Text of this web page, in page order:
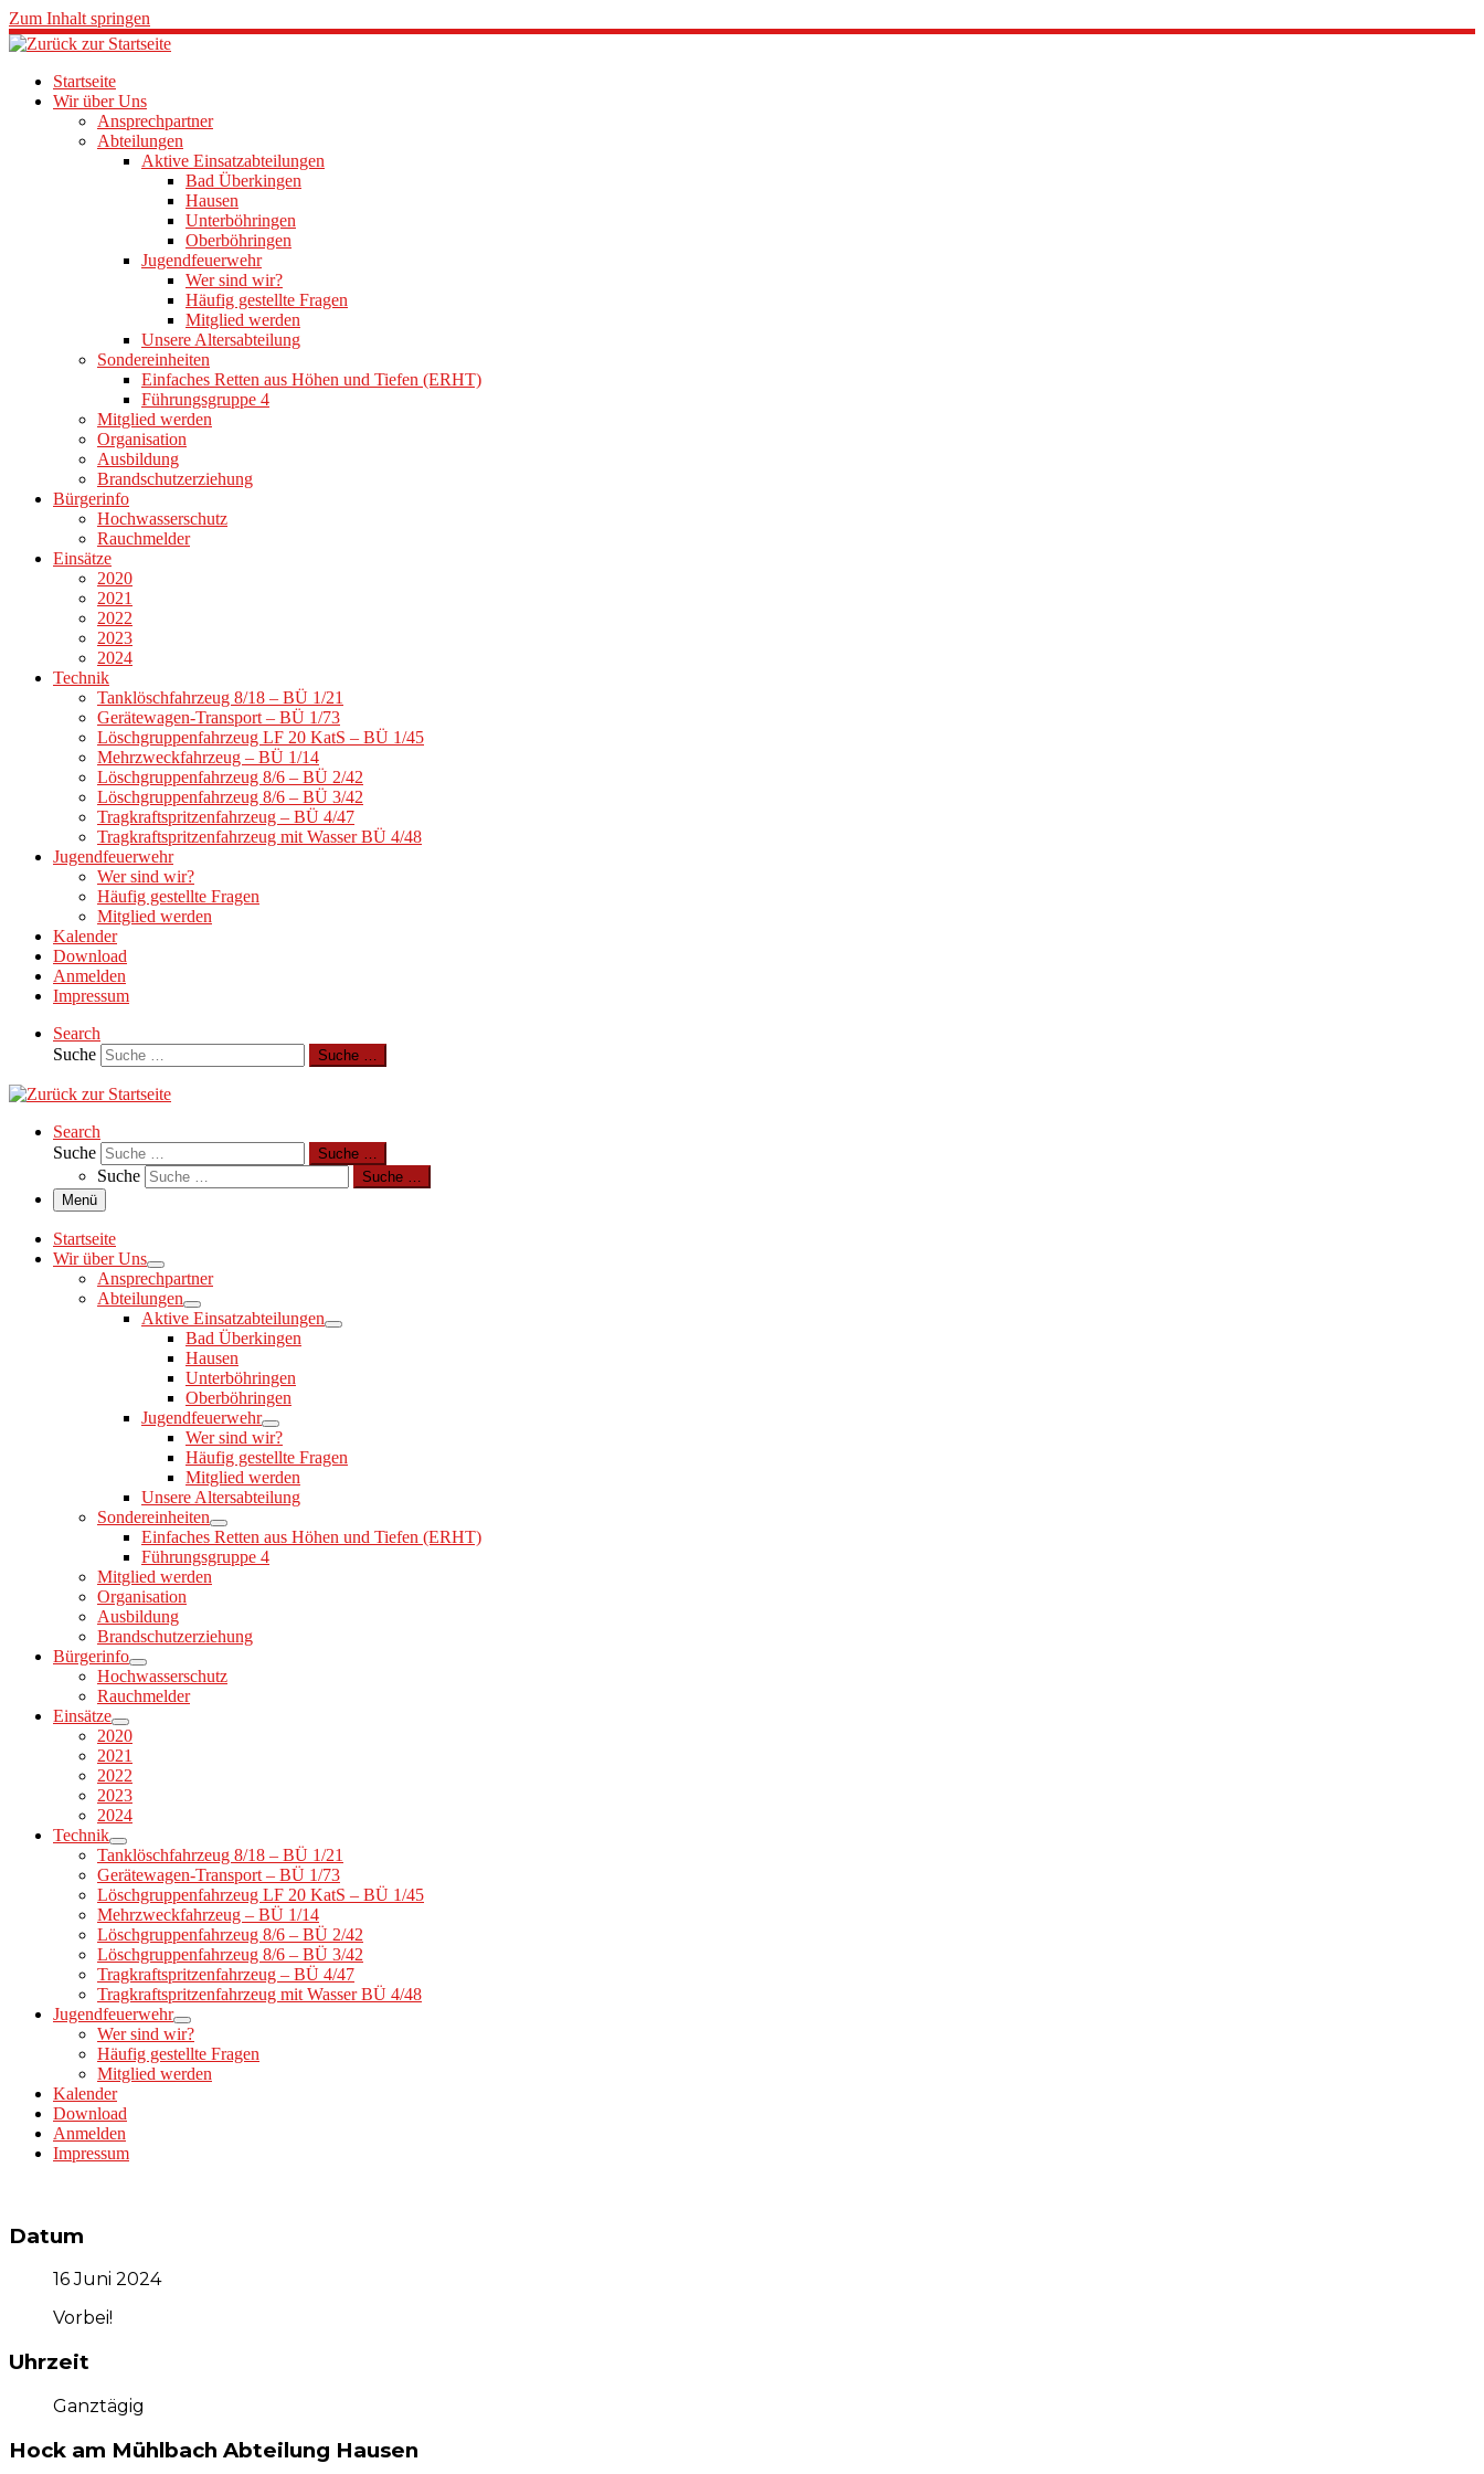
Zum Inhalt springen
Startseite
Wir über Uns
Ansprechpartner
Abteilungen
Aktive Einsatzabteilungen
Bad Überkingen
Hausen
Unterböhringen
Oberböhringen
Jugendfeuerwehr
Wer sind wir?
Häufig gestellte Fragen
Mitglied werden
Unsere Altersabteilung
Sondereinheiten
Einfaches Retten aus Höhen und Tiefen (ERHT)
Führungsgruppe 4
Mitglied werden
Organisation
Ausbildung
Brandschutzerziehung
Bürgerinfo
Hochwasserschutz
Rauchmelder
Einsätze
2020
2021
2022
2023
2024
Technik
Tanklöschfahrzeug 8/18 – BÜ 1/21
Gerätewagen-Transport – BÜ 1/73
Löschgruppenfahrzeug LF 20 KatS – BÜ 1/45
Mehrzweckfahrzeug – BÜ 1/14
Löschgruppenfahrzeug 8/6 – BÜ 2/42
Löschgruppenfahrzeug 8/6 – BÜ 3/42
Tragkraftspritzenfahrzeug – BÜ 4/47
Tragkraftspritzenfahrzeug mit Wasser BÜ 4/48
Jugendfeuerwehr
Wer sind wir?
Häufig gestellte Fragen
Mitglied werden
Kalender
Download
Anmelden
Impressum
Search
Suche
Suche …
Search
Suche
Suche …
Suche
Suche …
Menü
Startseite
Wir über Uns
Ansprechpartner
Abteilungen
Aktive Einsatzabteilungen
Bad Überkingen
Hausen
Unterböhringen
Oberböhringen
Jugendfeuerwehr
Wer sind wir?
Häufig gestellte Fragen
Mitglied werden
Unsere Altersabteilung
Sondereinheiten
Einfaches Retten aus Höhen und Tiefen (ERHT)
Führungsgruppe 4
Mitglied werden
Organisation
Ausbildung
Brandschutzerziehung
Bürgerinfo
Hochwasserschutz
Rauchmelder
Einsätze
2020
2021
2022
2023
2024
Technik
Tanklöschfahrzeug 8/18 – BÜ 1/21
Gerätewagen-Transport – BÜ 1/73
Löschgruppenfahrzeug LF 20 KatS – BÜ 1/45
Mehrzweckfahrzeug – BÜ 1/14
Löschgruppenfahrzeug 8/6 – BÜ 2/42
Löschgruppenfahrzeug 8/6 – BÜ 3/42
Tragkraftspritzenfahrzeug – BÜ 4/47
Tragkraftspritzenfahrzeug mit Wasser BÜ 4/48
Jugendfeuerwehr
Wer sind wir?
Häufig gestellte Fragen
Mitglied werden
Kalender
Download
Anmelden
Impressum
Datum
16 Juni 2024
Vorbei!
Uhrzeit
Ganztägig
Hock am Mühlbach Abteilung Hausen